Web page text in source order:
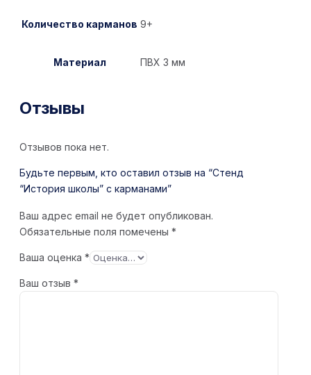
Количество карманов 9+
Материал ПВХ 3 мм
Отзывы
Отзывов пока нет.
Будьте первым, кто оставил отзыв на “Стенд
“История школы” с карманами”
Ваш адрес email не будет опубликован.
Обязательные поля помечены *
Ваша оценка *
Ваш отзыв *